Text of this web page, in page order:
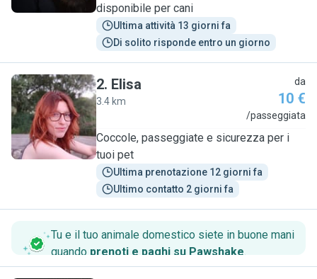
disponibile per cani
Ultima attività 13 giorni fa
Di solito risponde entro un giorno
E
2. Elisa
3.4 km
da
10 €
/passeggiata
Coccole, passeggiate e sicurezza per i
tuoi pet
Ultima prenotazione 12 giorni fa
Ultimo contatto 2 giorni fa
Tu e il tuo animale domestico siete in buone mani
quando prenoti e paghi su Pawshake.